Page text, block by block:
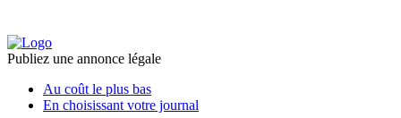
Publiez une annonce légale
Au coût le plus bas
En choisissant votre journal